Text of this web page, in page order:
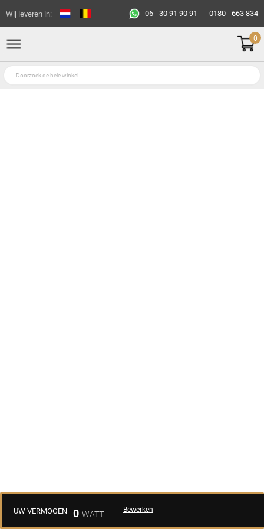
Wij leveren in: 06 - 30 91 90 91 0180 - 663 834
0
UW VERMOGEN 0 Bewerken